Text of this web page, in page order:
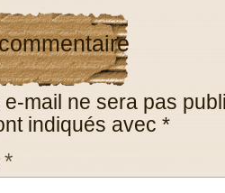
mail ne sera pas
indiqués avec *
*